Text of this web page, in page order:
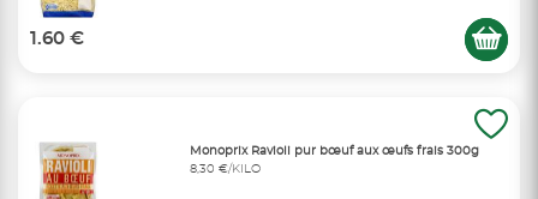
1.60 €
Monoprix Ravioli pur bœuf aux œufs frais 300g
8,30 €/KILO